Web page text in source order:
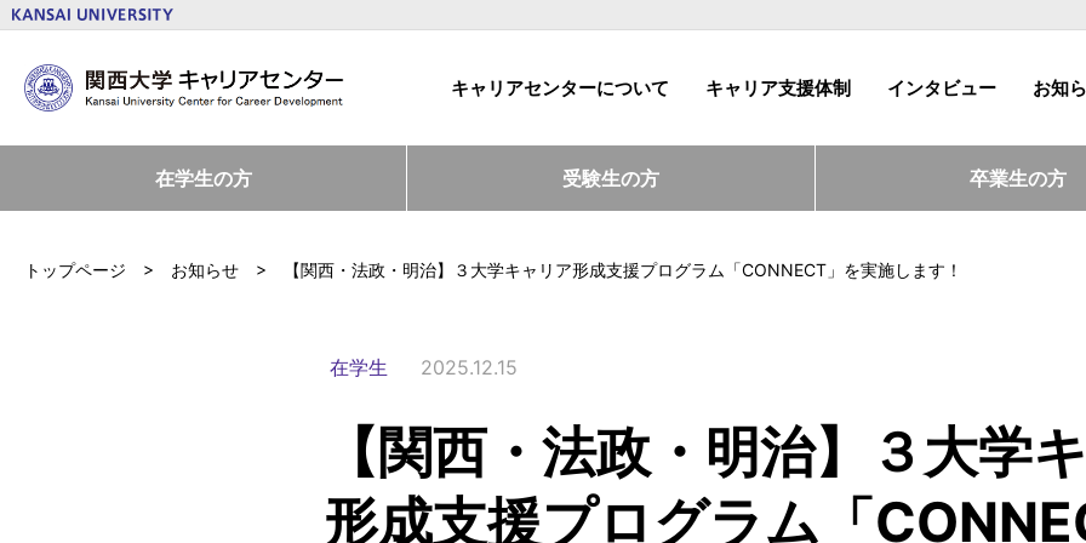
キャリアセンターについて キャリア支援体制 インタビュー お知
在学生の方 受験生の方 卒業生の方
トップページ お知らせ 【関西・法政・明治】３大学キャリア形成支援プログラム「CONNECT」を実施します！
在学生 2025.12.15
【関西・法政・明治】３大学
形成支援プログラム「